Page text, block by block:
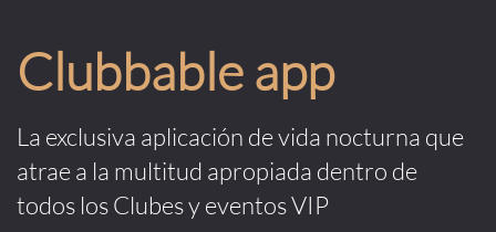
Clubbable app
La exclusiva aplicación de vida nocturna que
atrae a la multitud apropiada dentro de
todos los Clubes y eventos VIP